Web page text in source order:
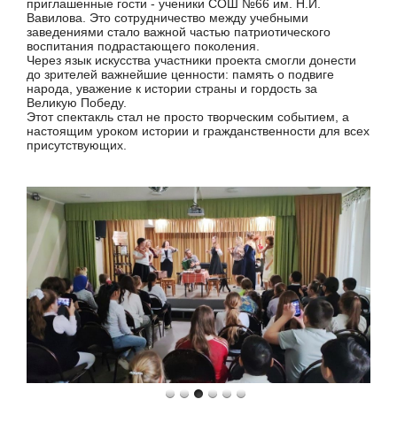
приглашенные гости - ученики СОШ №66 им. Н.И.
Вавилова. Это сотрудничество между учебными
заведениями стало важной частью патриотического
воспитания подрастающего поколения.
Через язык искусства участники проекта смогли донести
до зрителей важнейшие ценности: память о подвиге
народа, уважение к истории страны и гордость за
Великую Победу.
Этот спектакль стал не просто творческим событием, а
настоящим уроком истории и гражданственности для всех
присутствующих.